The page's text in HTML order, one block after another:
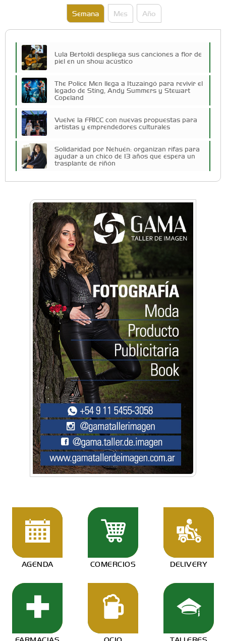
Semana Mes Año
Lula Bertoldi despliega sus canciones a flor de
piel en un show acústico
The Police Men llega a Ituzaingó para revivir el
legado de Sting, Andy Summers y Stewart
Copeland
Vuelve la FRICC con nuevas propuestas para
artistas y emprendedores culturales
Solidaridad por Nehuén: organizan rifas para
ayudar a un chico de 13 años que espera un
trasplante de riñón
Docentes y directivos se capacitaron sobre
inteligencia artificial para aplicar en las aulas
AGENDA COMERCIOS DELIVERY